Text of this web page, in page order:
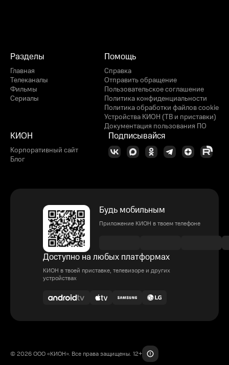
Разделы
Главная
Телеканалы
Фильмы
Сериалы
Помощь
Справка
Отправить обращение
Пользовательское соглашение
Политика конфиденциальности
Политика обработки файлов cookie
Устройства КИОН (ТВ и приставки)
Документация пользования ПО
КИОН
Корпоративный сайт
Блог
Подписывайся
Будь мобильным
Приложение КИОН в твоем телефоне
Доступно на любых платформах
КИОН в твоей приставке, телевизоре и других
устройствах
© 2026 ООО «КИОН». Все права защищены. 12+